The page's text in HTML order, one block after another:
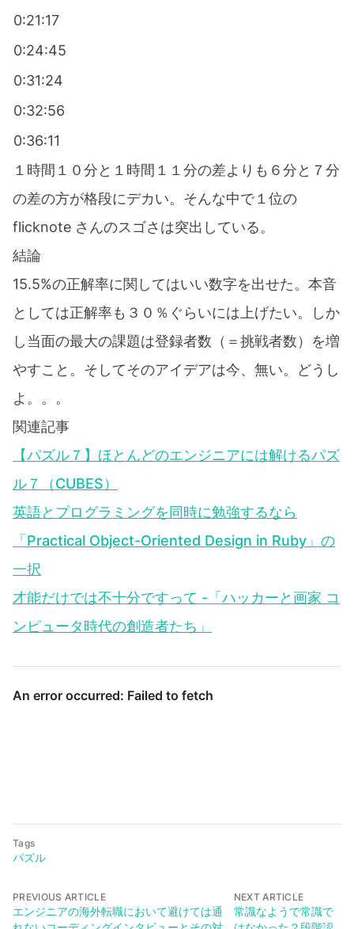
0:21:17
0:24:45
0:31:24
0:32:56
0:36:11
１時間１０分と１時間１１分の差よりも６分と７分
の差の方が格段にデカい。そんな中で１位の
flicknote さんのスゴさは突出している。
結論
15.5%の正解率に関してはいい数字を出せた。本音
としては正解率も３０％ぐらいには上げたい。しか
し当面の最大の課題は登録者数（＝挑戦者数）を増
やすこと。そしてそのアイデアは今、無い。どうし
よ。。。
関連記事
【パズル７】ほとんどのエンジニアには解けるパズ
ル７（CUBES）
英語とプログラミングを同時に勉強するなら
「Practical Object-Oriented Design in Ruby」の
一択
才能だけでは不十分ですって -「ハッカーと画家 コ
ンピュータ時代の創造者たち」
Tags
パズル
PREVIOUS ARTICLE
エンジニアの海外転職において避けては通
NEXT ARTICLE
常識なようで常識で